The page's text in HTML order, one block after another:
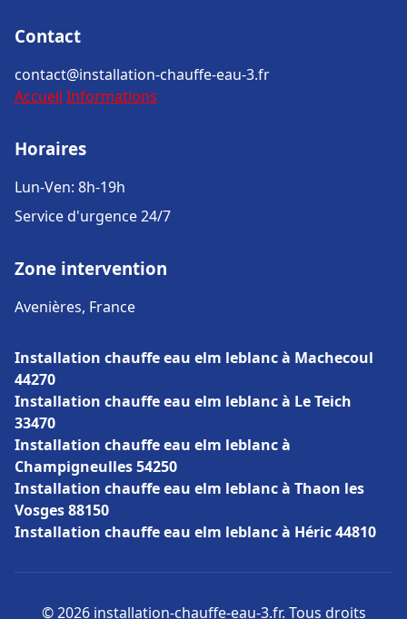
Contact
contact@installation-chauffe-eau-3.fr
Accueil Informations
Horaires
Lun-Ven: 8h-19h
Service d'urgence 24/7
Zone intervention
Avenières, France
Installation chauffe eau elm leblanc à Machecoul
44270
Installation chauffe eau elm leblanc à Le Teich
33470
Installation chauffe eau elm leblanc à
Champigneulles 54250
Installation chauffe eau elm leblanc à Thaon les
Vosges 88150
Installation chauffe eau elm leblanc à Héric 44810
© 2026 installation-chauffe-eau-3.fr. Tous droits